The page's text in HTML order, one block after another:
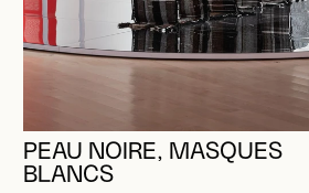
PEAU NOIRE, MASQUES
BLANCS